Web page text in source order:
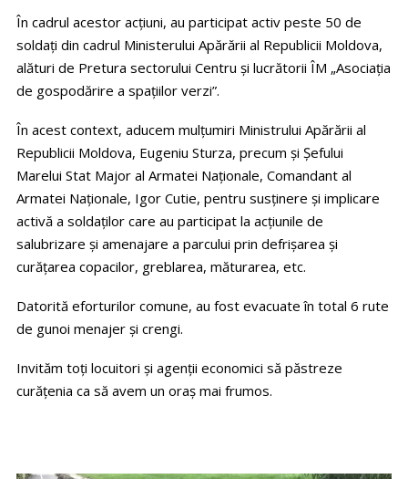
În cadrul acestor acțiuni, au participat activ peste 50 de
soldaţi din cadrul Ministerului Apărării al Republicii Moldova,
alături de Pretura sectorului Centru și lucrătorii ÎM „Asociaţia
de gospodărire a spaţiilor verzi”.
În acest context, aducem mulţumiri Ministrului Apărării al
Republicii Moldova, Eugeniu Sturza, precum şi Şefului
Marelui Stat Major al Armatei Naţionale, Comandant al
Armatei Naţionale, Igor Cutie, pentru susţinere şi implicare
activă a soldaţilor care au participat la acţiunile de
salubrizare şi amenajare a parcului prin defrişarea şi
curăţarea copacilor, greblarea, măturarea, etc.
Datorită eforturilor comune, au fost evacuate în total 6 rute
de gunoi menajer şi crengi.
Invităm toţi locuitori şi agenţii economici să păstreze
curăţenia ca să avem un oraş mai frumos.